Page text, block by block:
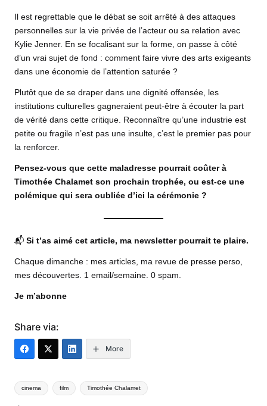
Il est regrettable que le débat se soit arrêté à des attaques
personnelles sur la vie privée de l’acteur ou sa relation avec
Kylie Jenner. En se focalisant sur la forme, on passe à côté
d’un vrai sujet de fond : comment faire vivre des arts exigeants
dans une économie de l’attention saturée ?
Plutôt que de se draper dans une dignité offensée, les
institutions culturelles gagneraient peut-être à écouter la part
de vérité dans cette critique. Reconnaître qu’une industrie est
petite ou fragile n’est pas une insulte, c’est le premier pas pour
la renforcer.
Pensez-vous que cette maladresse pourrait coûter à
Timothée Chalamet son prochain trophée, ou est-ce une
polémique qui sera oubliée d’ici la cérémonie ?
📬 Si t’as aimé cet article, ma newsletter pourrait te plaire.
Chaque dimanche : mes articles, ma revue de presse perso,
mes découvertes. 1 email/semaine. 0 spam.
Je m’abonne
Share via:
More
Tags:
cinema film Timothée Chalamet